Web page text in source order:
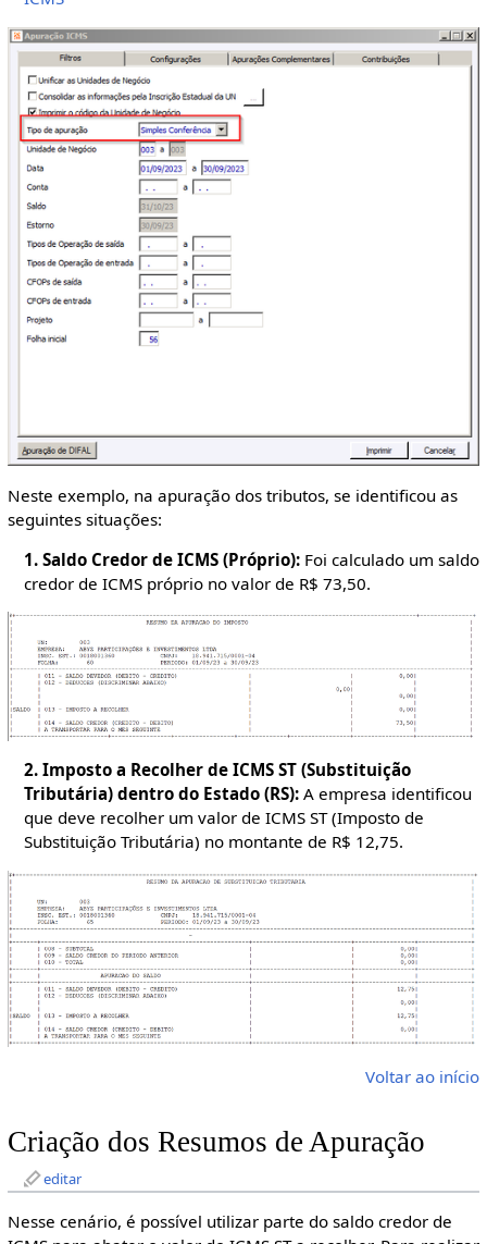
Neste exemplo, na apuração dos tributos, se identificou as
seguintes situações:
1. Saldo Credor de ICMS (Próprio): Foi calculado um saldo
credor de ICMS próprio no valor de R$ 73,50.
2. Imposto a Recolher de ICMS ST (Substituição
Tributária) dentro do Estado (RS): A empresa identificou
que deve recolher um valor de ICMS ST (Imposto de
Substituição Tributária) no montante de R$ 12,75.
Voltar ao início
Criação dos Resumos de Apuração
editar
Nesse cenário, é possível utilizar parte do saldo credor de